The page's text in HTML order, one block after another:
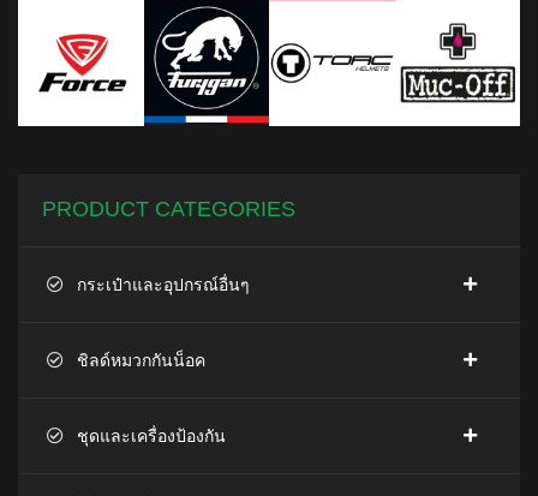
PRODUCT CATEGORIES
กระเป๋าและอุปกรณ์อื่นๆ
ชิลด์หมวกกันน็อค
ชุดและเครื่องป้องกัน